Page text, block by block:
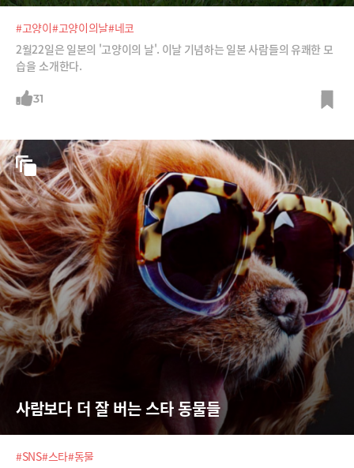
#고양이#고양이의날#네코
2월22일은 일본의 '고양이의 날'. 이날 기념하는 일본 사람들의 유쾌한 모
습을 소개한다.
31
사람보다 더 잘 버는 스타 동물들
#SNS#스타#동물